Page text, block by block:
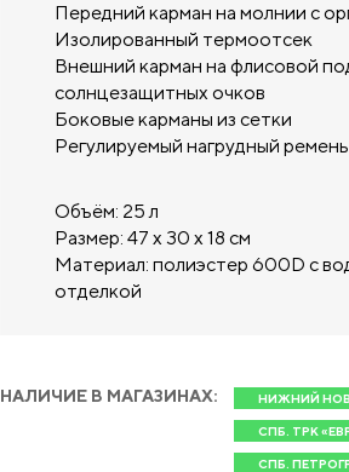
Передний карман на молнии с
Изолированный термоотсек
Внешний карман на флисовой
солнцезащитных очков
Боковые карманы из сетки
Регулируемый нагрудный ремень
Объём: 25 л
Размер: 47 х 30 х 18 см
Материал: полиэстер 600D с
отделкой
НАЛИЧИЕ В МАГАЗИНАХ: НИЖНИЙ
СПБ. ТРК
СПБ.